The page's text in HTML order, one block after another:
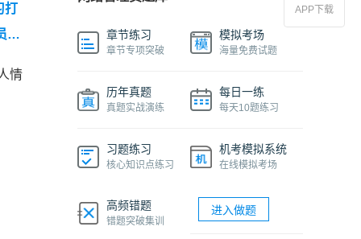
打
真
情
2027年信息系统项目管理师精
品班
费课程
机考系统操作流程及画图讲解
软考网络工程师视频课程
章节练习
章节专项突破
模拟考场
海量免费试题
历年真题
真题实战演练
每日一练
每天10题练习
习题练习
核心知识点练习
机考模拟系统
在线模拟考场
高频错题
错题突破集训
进入做题
APP下载